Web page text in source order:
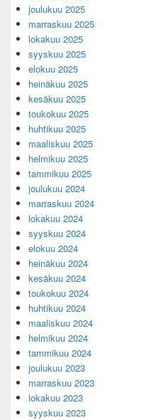
joulukuu 2025
marraskuu 2025
lokakuu 2025
syyskuu 2025
elokuu 2025
heinäkuu 2025
kesäkuu 2025
toukokuu 2025
huhtikuu 2025
maaliskuu 2025
helmikuu 2025
tammikuu 2025
joulukuu 2024
marraskuu 2024
lokakuu 2024
syyskuu 2024
elokuu 2024
heinäkuu 2024
kesäkuu 2024
toukokuu 2024
huhtikuu 2024
maaliskuu 2024
helmikuu 2024
tammikuu 2024
joulukuu 2023
marraskuu 2023
lokakuu 2023
syyskuu 2023